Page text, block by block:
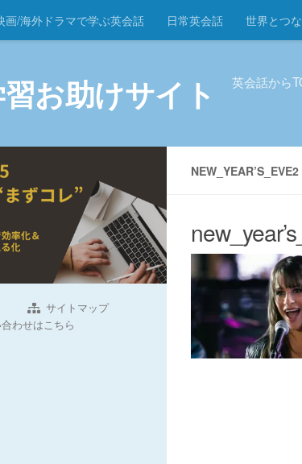
画/海外ドラマで学ぶ英会話 日常英会話 世界とつ
お助けサイト 英会話から
NEW_YEAR’S_EVE2
サイトマップ
わせはこちら